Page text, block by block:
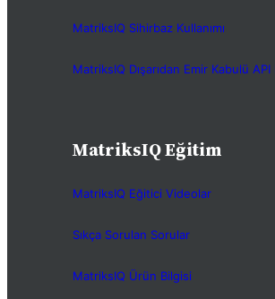
MatriksIQ Sihirbaz Kullanımı
MatriksIQ Dışarıdan Emir Kabulü API
MatriksIQ Eğitim
MatriksIQ Eğitici Videolar
Sıkça Sorulan Sorular
MatriksIQ Ürün Bilgisi